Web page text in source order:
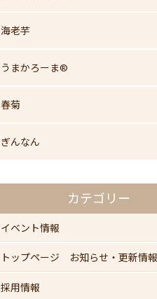
海老芋
うまかろーま®
春菊
ぎんなん
カテゴリー
イベント情報
トップページ お知らせ・更新情報
採用情報